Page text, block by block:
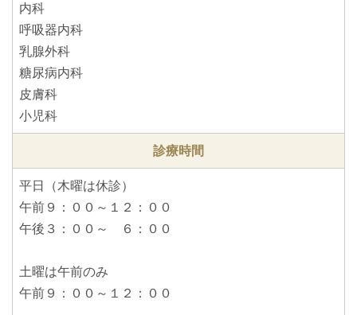
内科
呼吸器内科
乳腺外科
糖尿病内科
皮膚科
小児科
診療時間
平日（木曜は休診）
午前９：００～１２：００
午後３：００～ ６：００
土曜は午前のみ
午前９：００～１２：００